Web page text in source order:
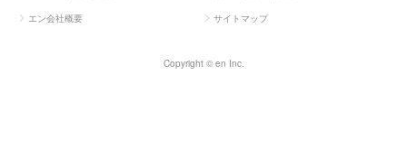
エン会社概要 サイトマップ
Copyright © en Inc.